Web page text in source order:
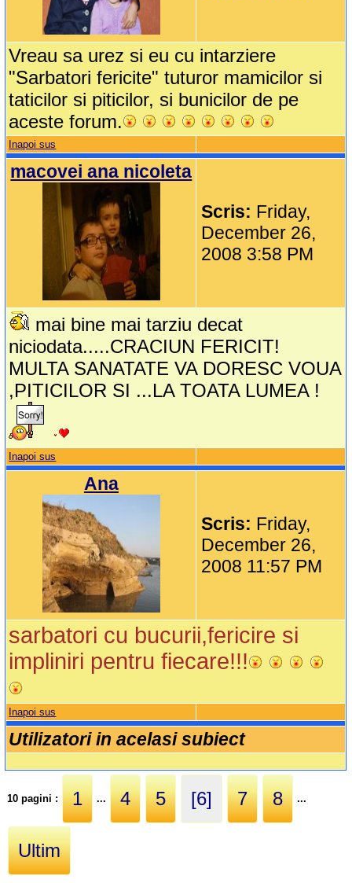
Vreau sa urez si eu cu intarziere
"Sarbatori fericite" tuturor mamicilor si
taticilor si piticilor, si bunicilor de pe
aceste forum.
Inapoi sus
macovei ana nicoleta
Scris: Friday,
December 26,
2008 3:58 PM
mai bine mai tarziu decat
niciodata.....CRACIUN FERICIT!
MULTA SANATATE VA DORESC VOUA
,PITICILOR SI ...LA TOATA LUMEA !
Inapoi sus
Ana
Scris: Friday,
December 26,
2008 11:57 PM
sarbatori cu bucurii,fericire si
impliniri pentru fiecare!!!
Inapoi sus
Utilizatori in acelasi subiect
10 pagini : 1 ... 4 5 [6] 7 8 ...
Ultim